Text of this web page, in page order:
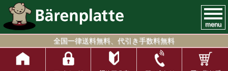
menu
全国一律送料無料、代引き手数料無料